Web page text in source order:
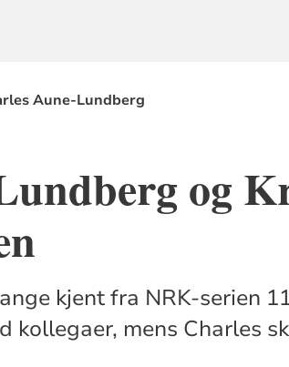
Aune-Lundberg
og
kjent fra NRK-serien
kollegaer, mens Charles